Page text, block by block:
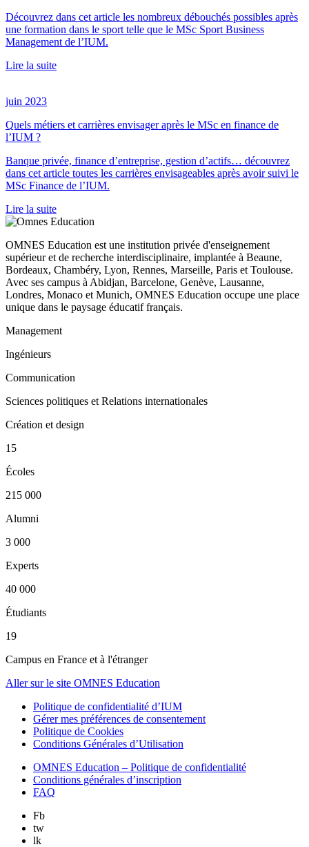
Découvrez dans cet article les nombreux débouchés possibles après
une formation dans le sport telle que le MSc Sport Business
Management de l’IUM.
Lire la suite
juin 2023
Quels métiers et carrières envisager après le MSc en finance de
l’IUM ?
Banque privée, finance d’entreprise, gestion d’actifs… découvrez
dans cet article toutes les carrières envisageables après avoir suivi le
MSc Finance de l’IUM.
Lire la suite
OMNES Education est une institution privée d'enseignement
supérieur et de recherche interdisciplinaire, implantée à Beaune,
Bordeaux, Chambéry, Lyon, Rennes, Marseille, Paris et Toulouse.
Avec ses campus à Abidjan, Barcelone, Genève, Lausanne,
Londres, Monaco et Munich, OMNES Education occupe une place
unique dans le paysage éducatif français.
Management
Ingénieurs
Communication
Sciences politiques et Relations internationales
Création et design
15
Écoles
215 000
Alumni
3 000
Experts
40 000
Étudiants
19
Campus en France et à l'étranger
Aller sur le site OMNES Education
Politique de confidentialité d’IUM
Gérer mes préférences de consentement
Politique de Cookies
Conditions Générales d’Utilisation
OMNES Education – Politique de confidentialité
Conditions générales d’inscription
FAQ
Fb
tw
lk